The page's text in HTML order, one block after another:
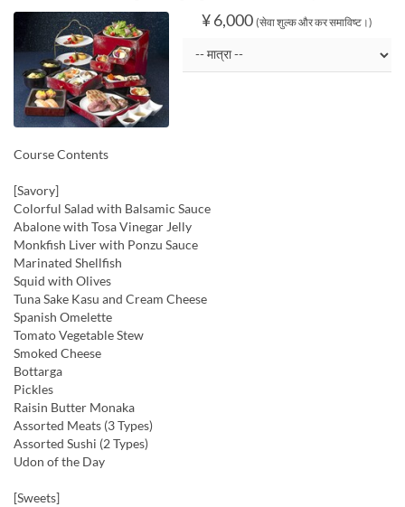
¥ 6,000 (सेवा शुल्क और कर समाविष्ट।)
Course Contents
[Savory]
Colorful Salad with Balsamic Sauce
Abalone with Tosa Vinegar Jelly
Monkfish Liver with Ponzu Sauce
Marinated Shellfish
Squid with Olives
Tuna Sake Kasu and Cream Cheese
Spanish Omelette
Tomato Vegetable Stew
Smoked Cheese
Bottarga
Pickles
Raisin Butter Monaka
Assorted Meats (3 Types)
Assorted Sushi (2 Types)
Udon of the Day
[Sweets]